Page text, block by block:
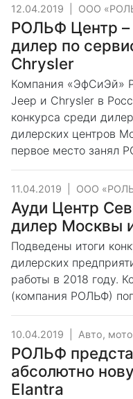
12.04.2019 ООО
РОЛЬФ Центр –
дилер по
Chrysler
Компания «ЭфСиЭй»
Jeep и Chrysler в
конкурса среди
дилерских центров
первое место занял
11.04.2019 ООО
Ауди Центр
дилер Москвы
Подведены итоги
дилерских
работы в 2018 году.
(компания РОЛЬФ)
10.04.2019 Авто, мото
РОЛЬФ
абсолютно
Elantra